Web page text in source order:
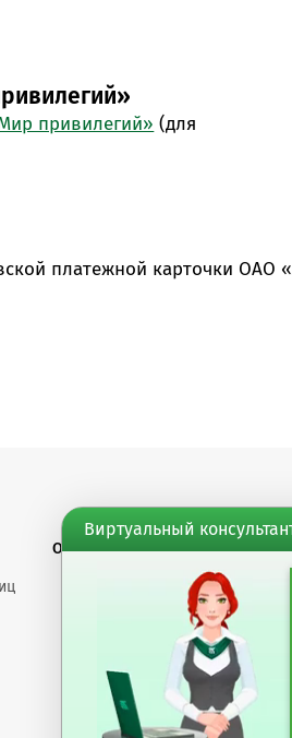
привилегий» (для
платежной карточки ОАО
О банке
вознаграждений
Пресс-центр
Банк сегодня
Счета
Виртуальный